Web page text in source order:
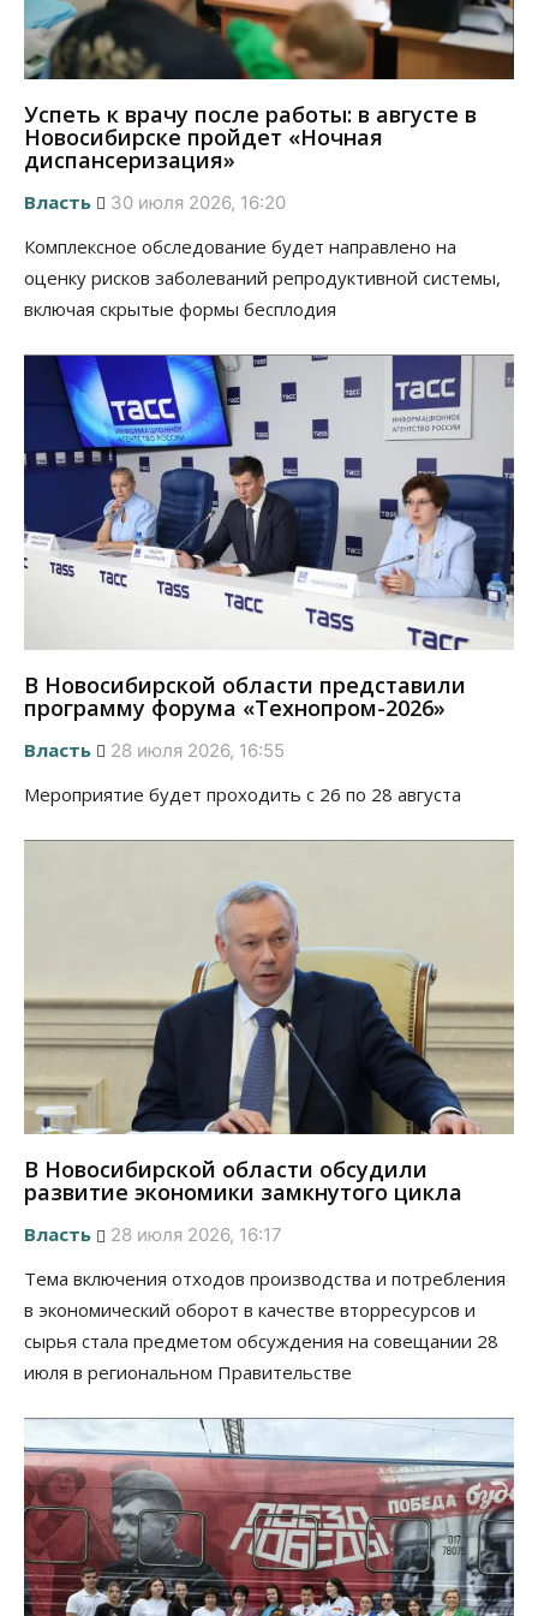
Успеть к врачу после работы: в августе в
Новосибирске пройдет «Ночная
диспансеризация»
Власть 30 июля 2026, 16:20
Комплексное обследование будет направлено на
оценку рисков заболеваний репродуктивной системы,
включая скрытые формы бесплодия
В Новосибирской области представили
программу форума «Технопром-2026»
Власть 28 июля 2026, 16:55
Мероприятие будет проходить с 26 по 28 августа
В Новосибирской области обсудили
развитие экономики замкнутого цикла
Власть 28 июля 2026, 16:17
Тема включения отходов производства и потребления
в экономический оборот в качестве вторресурсов и
сырья стала предметом обсуждения на совещании 28
июля в региональном Правительстве